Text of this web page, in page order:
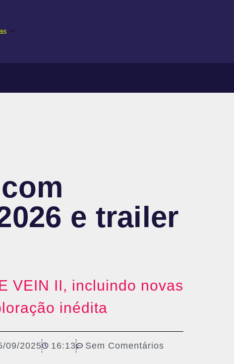
e trailer
VEIN II, incluindo novas
inédita
09/2025 16:13 Sem Comentários